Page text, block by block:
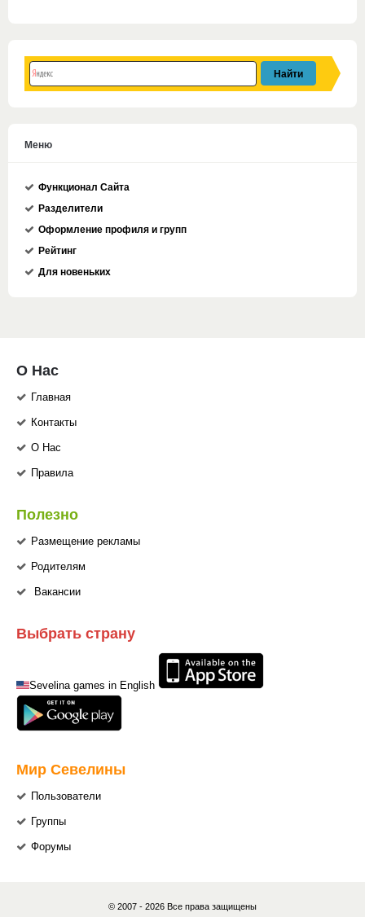
Меню
Функционал Сайта
Разделители
Оформление профиля и групп
Рейтинг
Для новеньких
О Нас
Главная
Контакты
О Нас
Правила
Полезно
Размещение рекламы
Родителям
Вакансии
Выбрать страну
Sevelina games in English
Мир Севелины
Пользователи
Группы
Форумы
© 2007 - 2026 Все права защищены